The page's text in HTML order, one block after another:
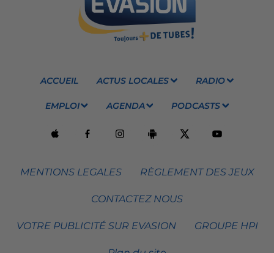
ACCUEIL ACTUS LOCALES RADIO
EMPLOI AGENDA PODCASTS
MENTIONS LEGALES RÈGLEMENT DES JEUX
CONTACTEZ NOUS
VOTRE PUBLICITÉ SUR EVASION GROUPE HPI